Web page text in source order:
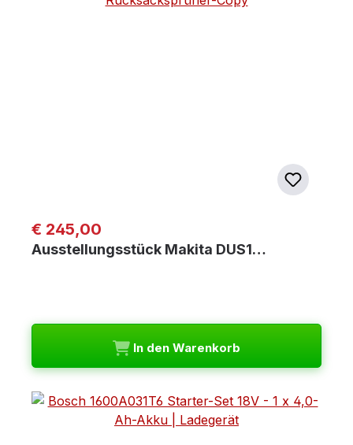
Regulärer Preis:
€ 245,00
Ausstellungsstück Makita DUS1…
In den Warenkorb